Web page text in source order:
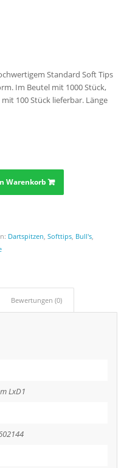
Standard Soft Tips
Im Beutel mit 1000 Stück,
100 Stück lieferbar. Länge
Warenkorb
Dartspitzen, Softtips, Bull's,
Bewertungen (0)
LxD1